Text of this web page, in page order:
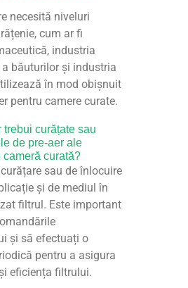
necesită niveluri
cum ar fi
industria
băuturilor și industria
în mod obișnuit
pentru camere curate.
trebui curățate sau
de pre-aer ale
cameră curată?
sau de înlocuire
și de mediul în
filtrul. Este important
și să efectuați o
pentru a asigura
eficiența filtrului.